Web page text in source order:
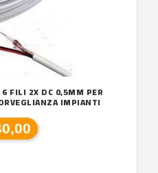
FILI 2X DC 0,5MM PER
IMPIANTI